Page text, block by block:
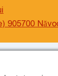
905700